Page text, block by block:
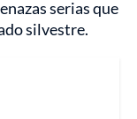
serias que
silvestre.